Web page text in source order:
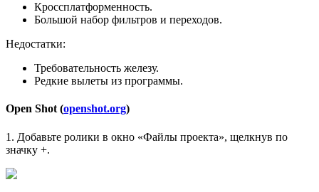
Кроссплатформенность.
Большой набор фильтров и переходов.
Недостатки:
Требовательность железу.
Редкие вылеты из программы.
Open Shot (openshot.org)
1 . Добавьте ролики в окно «Файлы проекта», щелкнув по
значку +.